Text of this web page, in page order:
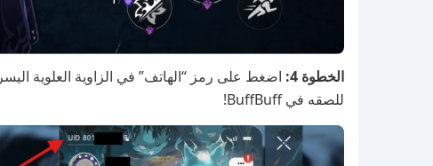
الخطوة 4:
للصقه في BuffBuff!